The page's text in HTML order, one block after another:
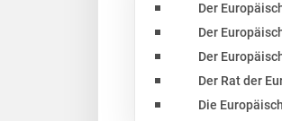
Der
Der
Der
Der Rat der
Die